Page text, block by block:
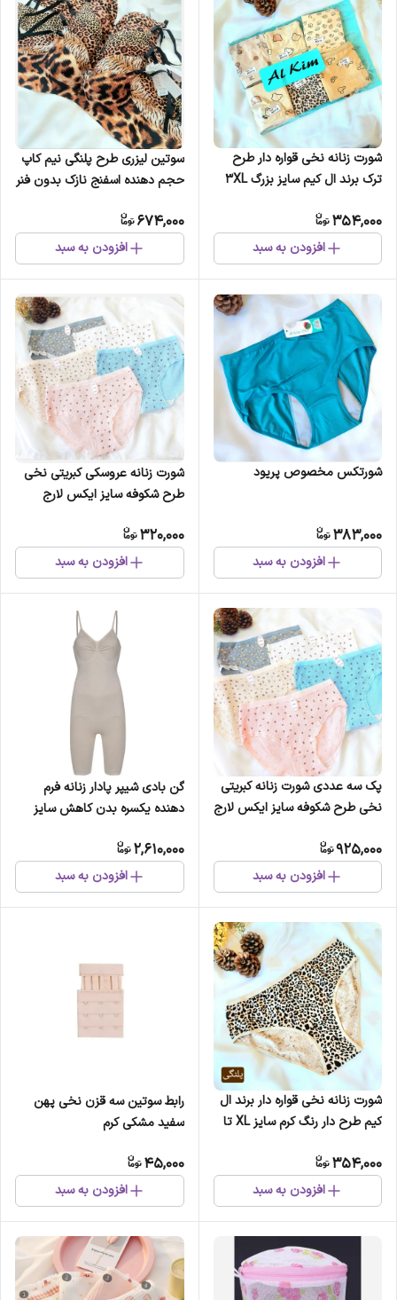
شورت زنانه نخی قواره دار طرح
ترک برند ال کیم سایز بزرگ 3XL
354,000
افزودن به سبد
سوتین لیزری طرح پلنگی نیم کاپ
حجم دهنده اسفنج نازک بدون فنر
674,000
افزودن به سبد
شورتکس مخصوص پریود
383,000
افزودن به سبد
شورت زنانه عروسکی کبریتی نخی
طرح شکوفه سایز ایکس لارج
320,000
افزودن به سبد
پک سه عددی شورت زنانه کبریتی
نخی طرح شکوفه سایز ایکس لارج
925,000
افزودن به سبد
گن بادی شیپر پادار زنانه فرم
دهنده یکسره بدن کاهش سایز
2,610,000
افزودن به سبد
شورت زنانه نخی قواره دار برند ال
کیم طرح دار رنگ کرم سایز XL تا
354,000
افزودن به سبد
رابط سوتین سه قزن نخی پهن
سفید مشکی کرم
45,000
افزودن به سبد